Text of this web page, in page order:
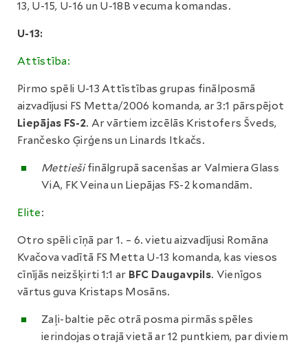
13, U-15, U-16 un U-18B vecuma komandas.
U-13:
Attīstība:
Pirmo spēli U-13 Attīstības grupas finālposmā
aizvadījusi FS Metta/2006 komanda, ar 3:1 pārspējot
Liepājas FS-2. Ar vārtiem izcēlās Kristofers Šveds,
Frančesko Ģirģens un Linards Itkačs.
Mettiešifinālgrupā sacenšas ar Valmiera Glass
ViA, FK Veina un Liepājas FS-2 komandām.
Elite:
Otro spēli cīņā par 1. – 6. vietu aizvadījusi Romāna
Kvačova vadītā FS Metta U-13 komanda, kas viesos
cīnījās neizšķirti 1:1 ar BFC Daugavpils. Vienīgos
vārtus guva Kristaps Mosāns.
Zaļi-baltie pēc otrā posma pirmās spēles
ierindojas otrajā vietā ar 12 puntkiem, par diviem